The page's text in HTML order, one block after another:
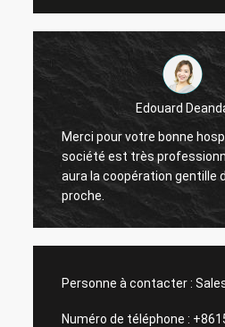
Edouard
Merci pour votre bonne
société est très
aura la coopération gentille
proche.
Personne à contacter :
Numéro de téléphone :